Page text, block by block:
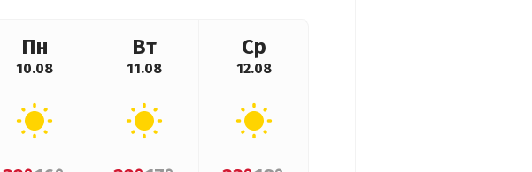
Пн
10.08
Вт
11.08
Ср
12.08